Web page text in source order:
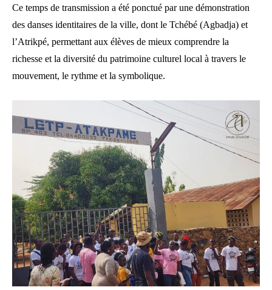
Ce temps de transmission a été ponctué par une démonstration
des danses identitaires de la ville, dont le Tchébé (Agbadja) et
l’Atrikpé, permettant aux élèves de mieux comprendre la
richesse et la diversité du patrimoine culturel local à travers le
mouvement, le rythme et la symbolique.